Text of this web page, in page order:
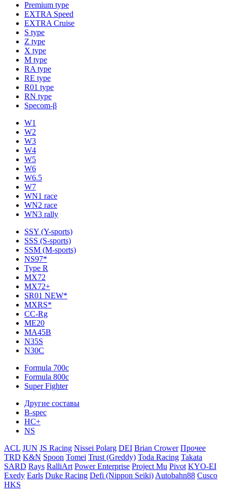
Premium type
EXTRA Speed
EXTRA Cruise
S type
Z type
X type
M type
RA type
RE type
R01 type
RN type
Specom-β
W1
W2
W3
W4
W5
W6
W6.5
W7
WN1 race
WN2 race
WN3 rally
SSY (Y-sports)
SSS (S-sports)
SSM (M-sports)
NS97*
Type R
MX72
MX72+
SR01 NEW*
MXRS*
CC-Rg
ME20
MA45B
N35S
N30C
Formula 700c
Formula 800c
Super Fighter
Другие составы
B-spec
HC+
NS
ACL JUN JS Racing Nissei Polarg DEI Brian Crower Прочее
TRD K&N Spoon Tomei Trust (Greddy) Toda Racing Takata
SARD Rays RalliArt Power Enterprise Project Mu Pivot KYO-EI
Exedy Earls Duke Racing Defi (Nippon Seiki) Autobahn88 Cusco
HKS